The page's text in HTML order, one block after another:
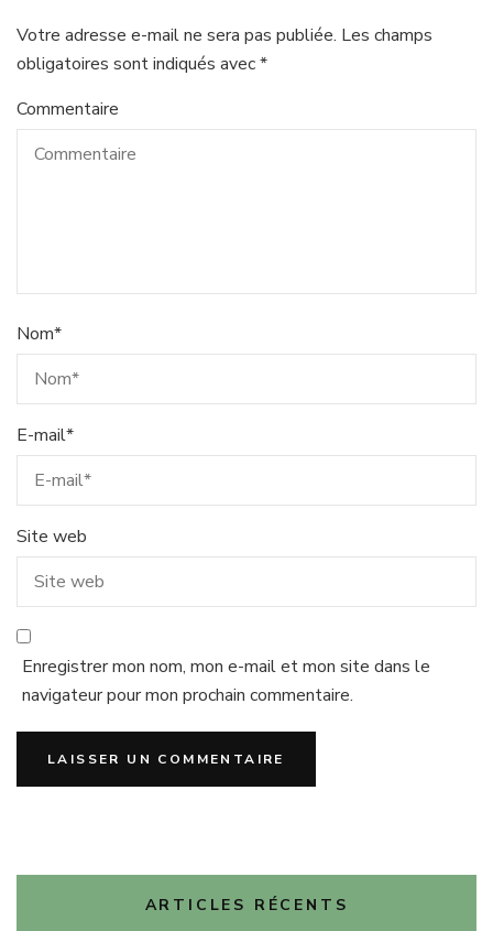
Votre adresse e-mail ne sera pas publiée. Les champs
obligatoires sont indiqués avec*
Commentaire
Nom*
E-mail*
Site web
Enregistrer mon nom, mon e-mail et mon site dans le
navigateur pour mon prochain commentaire.
ARTICLES RÉCENTS